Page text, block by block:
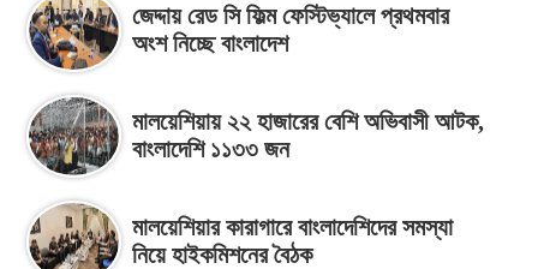
জেদ্দায় রেড সি ফিল্ম ফেস্টিভ্যালে প্রথমবার
অংশ নিচ্ছে বাংলাদেশ
মালয়েশিয়ায় ২২ হাজারের বেশি অভিবাসী আটক,
বাংলাদেশি ১১৩৩ জন
মালয়েশিয়ার কারাগারে বাংলাদেশিদের সমস্যা
নিয়ে হাইকমিশনের বৈঠক